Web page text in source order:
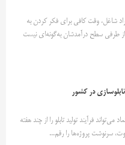
شاغل، وقت کافی برای فکر کردن به
از طرفی سطح درآمدشان به‌گونه‌ای نیست
در کشور
می‌تواند فرآیند تولید تابلو را از چند هفته
سرنوشت پروژه‌ها را رقم...